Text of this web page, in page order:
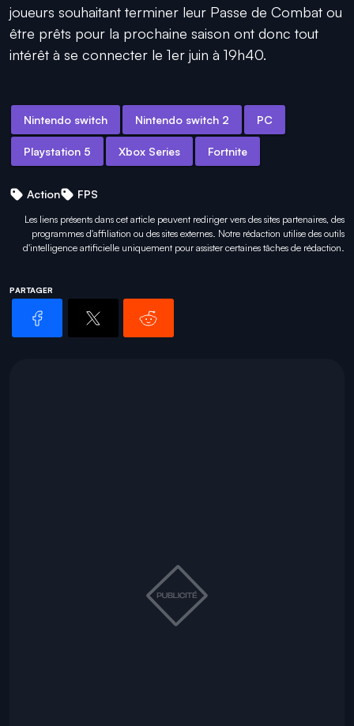
joueurs souhaitant terminer leur Passe de Combat ou
être prêts pour la prochaine saison ont donc tout
intérêt à se connecter le 1er juin à 19h40.
Nintendo switch Nintendo switch 2 PC
Playstation 5 Xbox Series Fortnite
Action FPS
Les liens présents dans cet article peuvent rediriger vers des sites partenaires, des
programmes d'affiliation ou des sites externes. Notre rédaction utilise des outils
d'intelligence artificielle uniquement pourassister certaines tâches de rédaction.
PARTAGER